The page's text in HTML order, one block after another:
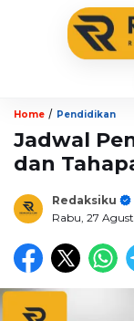
Home / Pendidikan
Jadwal
dan
Redaksiku
Rabu, 27